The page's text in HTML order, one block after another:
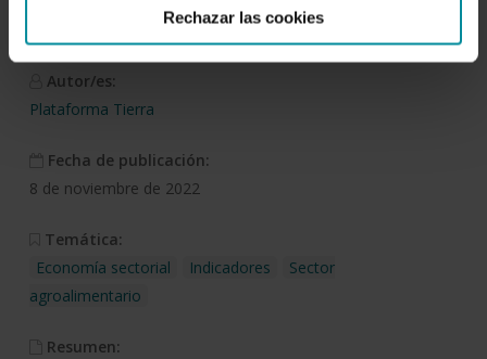
Rechazar las cookies
Agosto 2022
Autor/es:
Plataforma Tierra
Fecha de publicación:
8 de noviembre de 2022
Temática:
Economía sectorial
Indicadores
Sector
agroalimentario
Resumen: